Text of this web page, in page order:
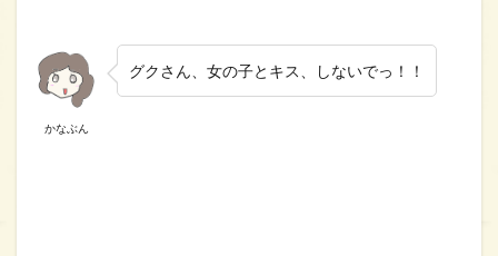
かなぶん
グクさん、女の子とキス、しないでっ！！